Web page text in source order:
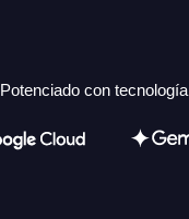
Potenciado con tecnología